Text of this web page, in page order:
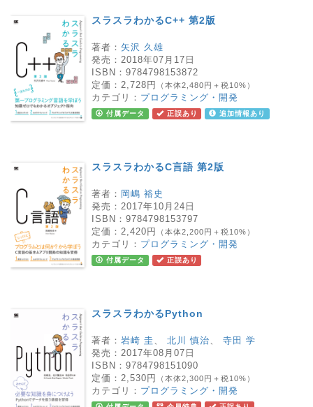
スラスラわかるC++ 第2版
著者： 矢沢 久雄
発売： 2018年07月17日
ISBN： 9784798153872
定価： 2,728円 （本体2,480円＋税10%）
カテゴリ： プログラミング・開発
付属データ 正誤あり 追加情報あり
スラスラわかるC言語 第2版
著者： 岡嶋 裕史
発売： 2017年10月24日
ISBN： 9784798153797
定価： 2,420円 （本体2,200円＋税10%）
カテゴリ： プログラミング・開発
付属データ 正誤あり
スラスラわかるPython
著者： 岩崎 圭 北川 慎治
寺田 学
発売： 2017年08月07日
ISBN： 9784798151090
定価： 2,530円 （本体2,300円＋税10%）
カテゴリ： プログラミング・開発